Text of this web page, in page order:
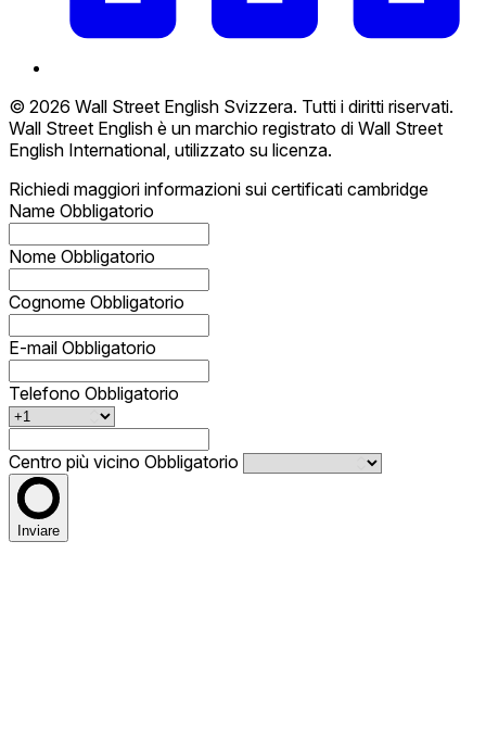
© 2026 Wall Street English Svizzera. Tutti i diritti riservati.
Wall Street English è un marchio registrato di Wall Street
English International, utilizzato su licenza.
Richiedi maggiori informazioni sui certificati cambridge
Name Obbligatorio
Nome Obbligatorio
Cognome Obbligatorio
E-mail Obbligatorio
Telefono Obbligatorio
Centro più vicino Obbligatorio
Inviare